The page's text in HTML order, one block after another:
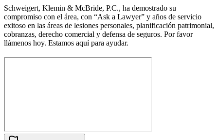
Schweigert, Klemin & McBride, P.C., ha demostrado su
compromiso con el área, con “Ask a Lawyer” y años de servicio
exitoso en las áreas de lesiones personales, planificación patrimonial,
cobranzas, derecho comercial y defensa de seguros. Por favor
llámenos hoy. Estamos aquí para ayudar.